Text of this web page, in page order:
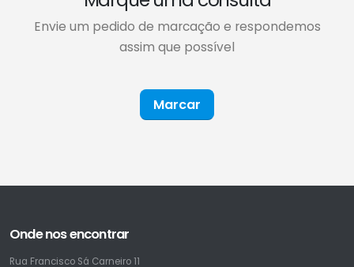
Envie um pedido de marcação e respondemos
assim que possível
Marcar
Onde nos encontrar
Rua Francisco Sá Carneiro 11